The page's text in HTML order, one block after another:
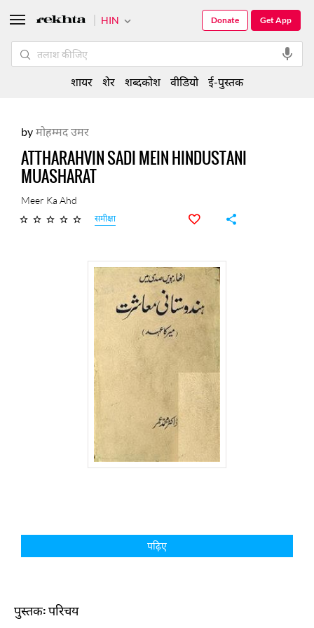
byमोहम्मद उमर
ATTHARAHVIN SADI MEIN HINDUSTANI
MUASHARAT
Meer Ka Ahd
समीक्षा
पढ़िए
पुस्तक: परिचय
HIN Get App
Donate
शायर शेर शब्दकोश वीडियो ई-पुस्तक